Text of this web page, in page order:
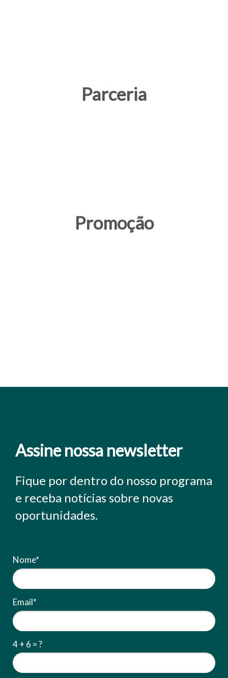
Parceria
Promoção
Assine nossa newsletter
Fique por dentro do nosso programa
e receba notícias sobre novas
oportunidades.
Nome*
Email*
4 + 6 = ?